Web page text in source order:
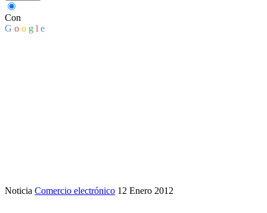
Con
G o o g l e
Noticia Comercio electrónico 12 Enero 2012